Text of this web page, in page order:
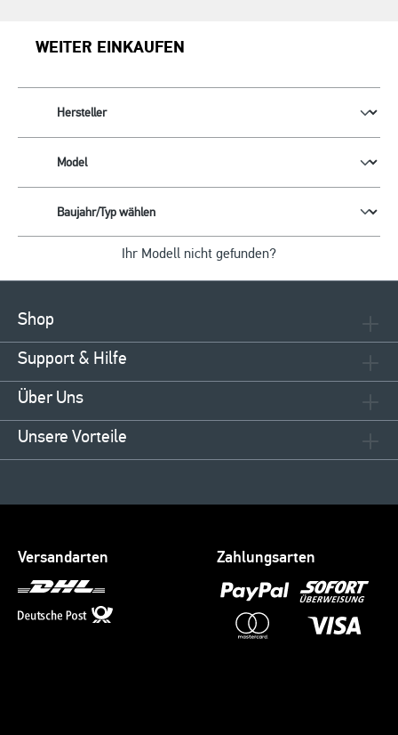
WEITER EINKAUFEN
Ihr Modell nicht gefunden?
Shop
Support & Hilfe
Über Uns
Unsere Vorteile
Versandarten Zahlungsarten